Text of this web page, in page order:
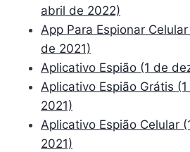
abril de 2022)
App Para Espionar
de 2021)
Aplicativo Espião (1 de
Aplicativo Espião Grátis
2021)
Aplicativo Espião Celular
2021)